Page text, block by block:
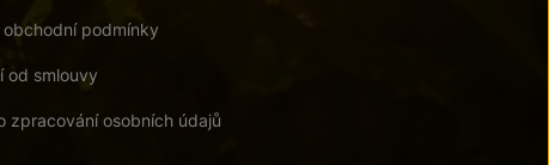
obchodní podmínky
od smlouvy
zpracování osobních údajů